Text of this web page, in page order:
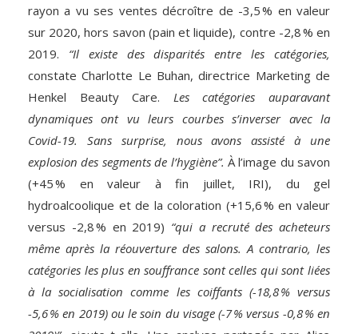
rayon a vu ses ventes décroître de -3,5 % en valeur
sur 2020, hors savon (pain et liquide), contre -2,8 % en
2019. “Il existe des disparités entre les catégories,
constate Charlotte Le Buhan, directrice Marketing de
Henkel Beauty Care. Les catégories auparavant
dynamiques ont vu leurs courbes s’inverser avec la
Covid-19. Sans surprise, nous avons assisté à une
explosion des segments de l’hygiène”. À l’image du savon
(+45 % en valeur à fin juillet, IRI), du gel
hydroalcoolique et de la coloration (+15,6 % en valeur
versus -2,8 % en 2019) “qui a recruté des acheteurs
même après la réouverture des salons. A contrario, les
catégories les plus en souffrance sont celles qui sont liées
à la socialisation comme les coiffants (-18,8 % versus
-5,6 % en 2019) ou le soin du visage (-7 % versus -0,8 % en